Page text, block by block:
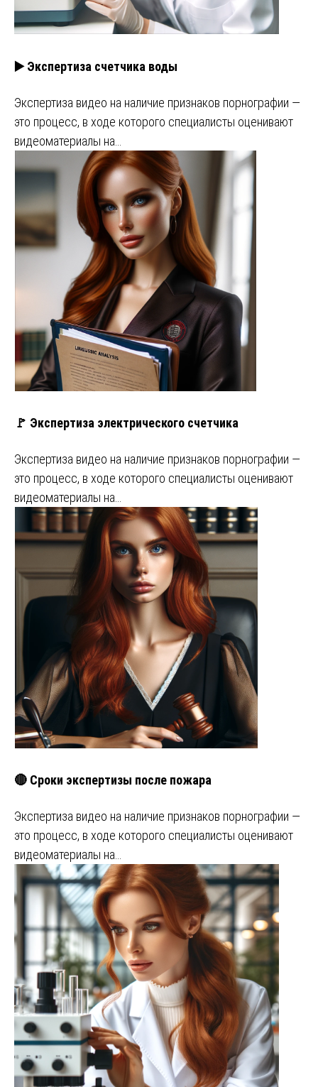
▶️ Экспертиза счетчика воды
Экспертиза видео на наличие признаков порнографии —
это процесс, в ходе которого специалисты оценивают
видеоматериалы на…
🚩 Экспертиза электрического счетчика
Экспертиза видео на наличие признаков порнографии —
это процесс, в ходе которого специалисты оценивают
видеоматериалы на…
🔴 Сроки экспертизы после пожара
Экспертиза видео на наличие признаков порнографии —
это процесс, в ходе которого специалисты оценивают
видеоматериалы на…